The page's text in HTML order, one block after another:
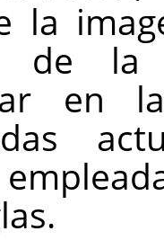
la
de
en